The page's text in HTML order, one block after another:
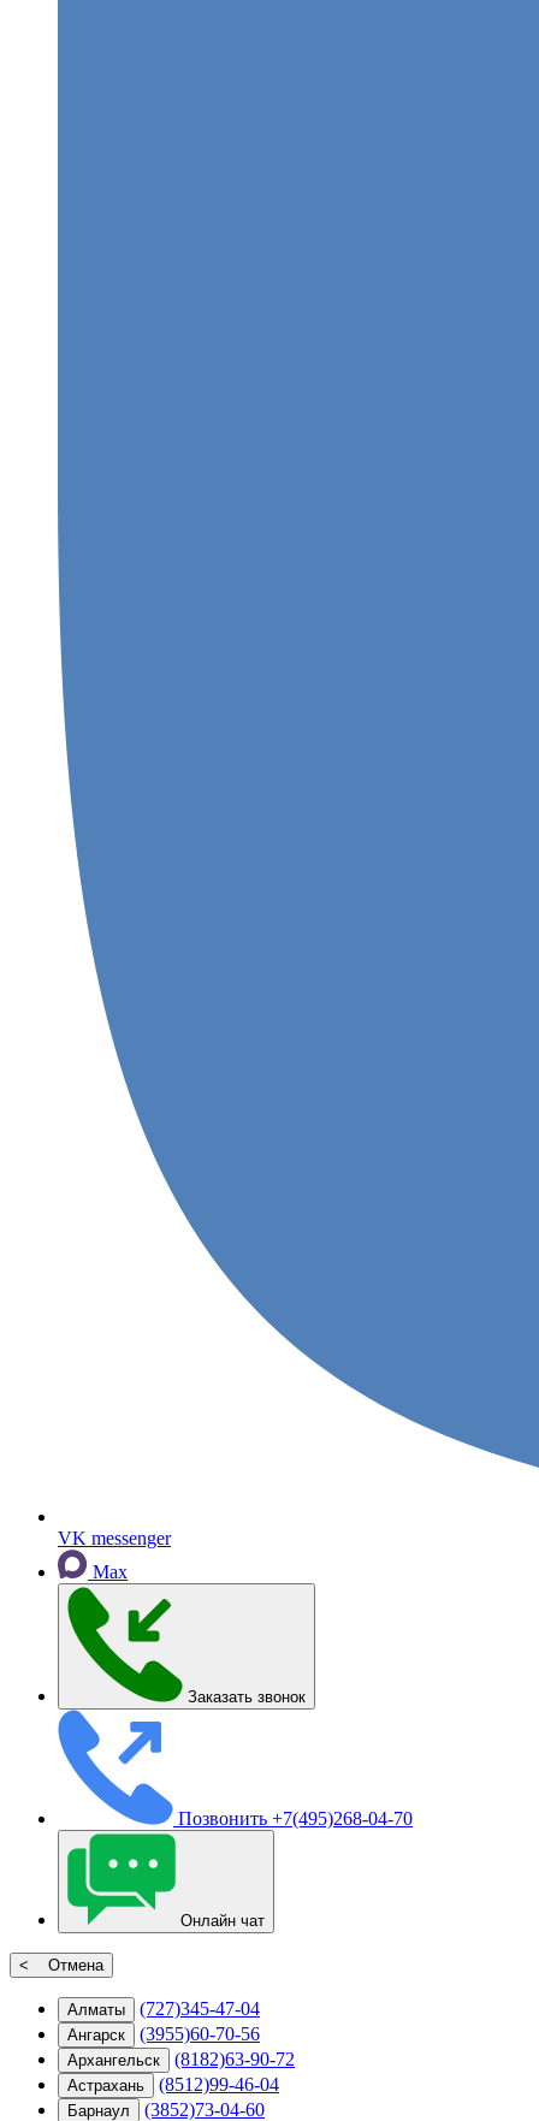
VK messenger
Max
Заказать звонок
Позвонить +7(495)268-04-70
Онлайн чат
< Отмена
Алматы (727)345-47-04
Ангарск (3955)60-70-56
Архангельск (8182)63-90-72
Астрахань (8512)99-46-04
Барнаул (3852)73-04-60